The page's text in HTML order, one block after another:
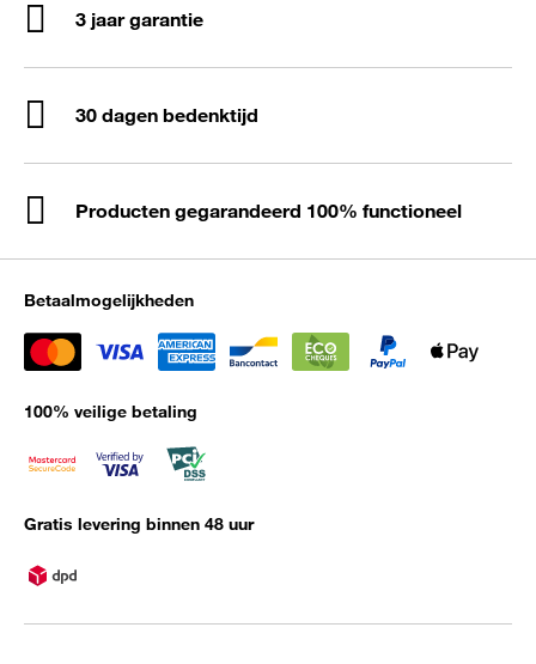
3 jaar garantie
30 dagen bedenktijd
Producten gegarandeerd 100% functioneel
Betaalmogelijkheden
100% veilige betaling
Gratis levering binnen 48 uur